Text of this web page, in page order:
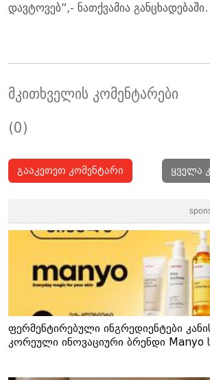
დავ­ტო­ვებ”,- ნათ­ქვა­მია გან­ცხა­დე­ბა­ში.
მკითხველის კომენტარები
(0)
გააკეთეთ კომენტარი ყველა
ფერმენტირებული ინგრედიენტები
კორეული ინოვაციური ბრენდი Manyo